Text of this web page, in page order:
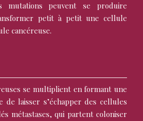
mutations peuvent se produire
petit à petit une cellule
cancéreuse.
se multiplient en formant une
de laisser s’échapper des cellules
métastases, qui partent coloniser